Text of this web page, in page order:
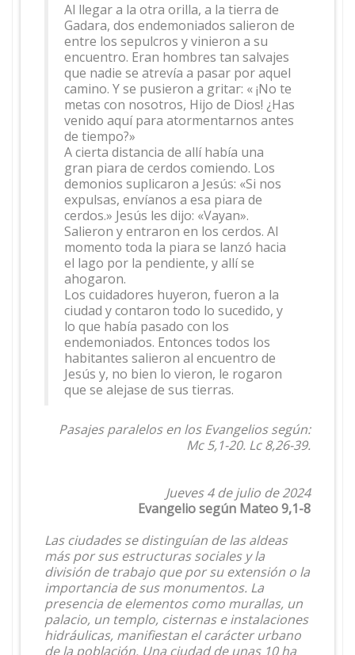
Al llegar a la otra orilla, a la tierra de
Gadara, dos endemoniados salieron de
entre los sepulcros y vinieron a su
encuentro. Eran hombres tan salvajes
que nadie se atrevía a pasar por aquel
camino. Y se pusieron a gritar: « ¡No te
metas con nosotros, Hijo de Dios! ¿Has
venido aquí para atormentarnos antes
de tiempo?»
A cierta distancia de allí había una
gran piara de cerdos comiendo. Los
demonios suplicaron a Jesús: «Si nos
expulsas, envíanos a esa piara de
cerdos.» Jesús les dijo: «Vayan».
Salieron y entraron en los cerdos. Al
momento toda la piara se lanzó hacia
el lago por la pendiente, y allí se
ahogaron.
Los cuidadores huyeron, fueron a la
ciudad y contaron todo lo sucedido, y
lo que había pasado con los
endemoniados. Entonces todos los
habitantes salieron al encuentro de
Jesús y, no bien lo vieron, le rogaron
que se alejase de sus tierras.
Pasajes paralelos en los Evangelios según:
Mc 5,1-20. Lc 8,26-39.
Jueves 4 de julio de 2024
Evangelio según Mateo 9,1-8
Las ciudades se distinguían de las aldeas
más por sus estructuras sociales y la
división de trabajo que por su extensión o la
importancia de sus monumentos. La
presencia de elementos como murallas, un
palacio, un templo, cisternas e instalaciones
hidráulicas, manifiestan el carácter urbano
de la población. Una ciudad de unas 10 ha